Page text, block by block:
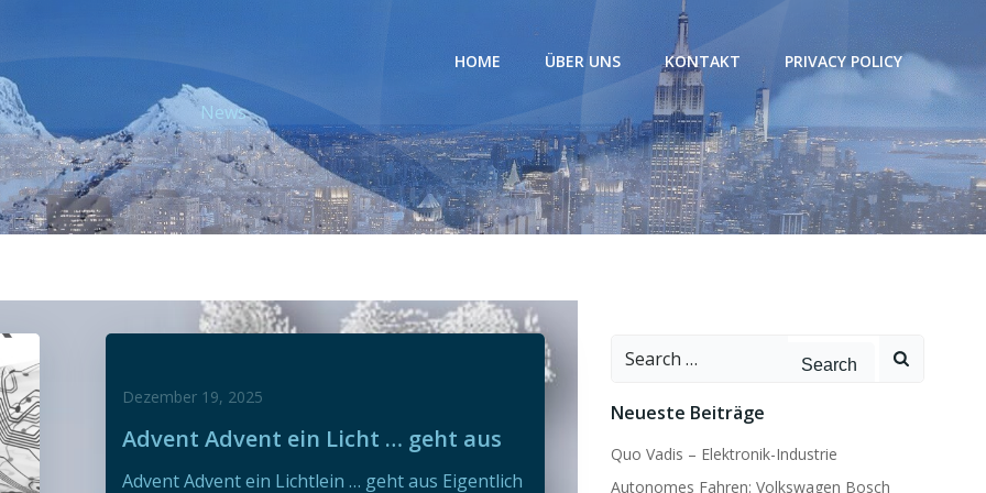
HOME ÜBER UNS KONTAKT PRIVACY POLICY
News
Dezember 19, 2025
Advent Advent ein Licht … geht aus
Advent Advent ein Lichtlein … geht aus Eigentlich
Search
Neueste Beiträge
Quo Vadis – Elektronik-Industrie
Autonomes Fahren: Volkswagen Bosch